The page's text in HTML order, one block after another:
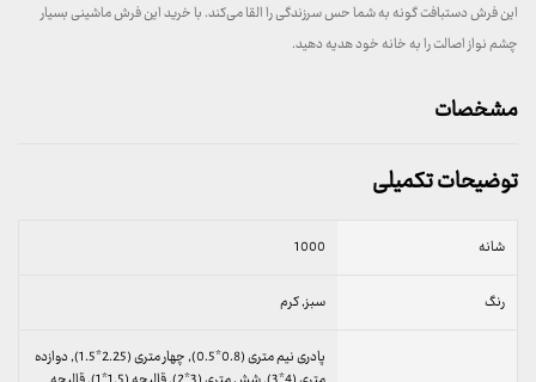
این فرش دستبافت گونه به شما حس سرزندگی را القا می‌کند. با خرید این فرش ماشینی بسیار
چشم نواز اصالت را به خانه خود هدیه دهید.
مشخصات
توضیحات تکمیلی
شانه 1000
رنگ سبز, کرم
پادری نیم متری (0.8*0.5), چهار متری (2.25*1.5), دوازده